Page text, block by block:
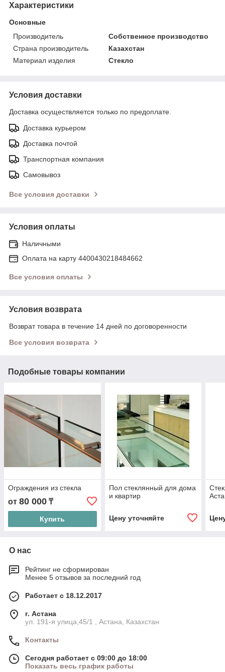
Характеристики
Основные
Производитель
Собственное производство
Страна производитель
Казахстан
Материал изделия
Стекло
Условия доставки
Доставка осуществляется только по предоплате.
Доставка курьером
Доставка почтой
Транспортная компания
Самовывоз
Все условия доставки
Условия оплаты
Наличными
Оплата на карту 4400430218484662
Все условия оплаты
Условия возврата
Возврат товара в течение 14 дней по договоренности
Все условия возврата
Подобные товары компании
Ограждения из стекла
от 80 000 ₸
Купить
Пол стеклянный для дома
и квартир
Цену уточняйте
О нас
Рейтинг не сформирован
Менее 5 отзывов за последний год
Работает с 18.12.2017
г. Астана
ул. 191-я улица,45/1 , Астана, Казахстан
Контакты
Сегодня работает с 09:00 до 18:00
Показать весь график работы